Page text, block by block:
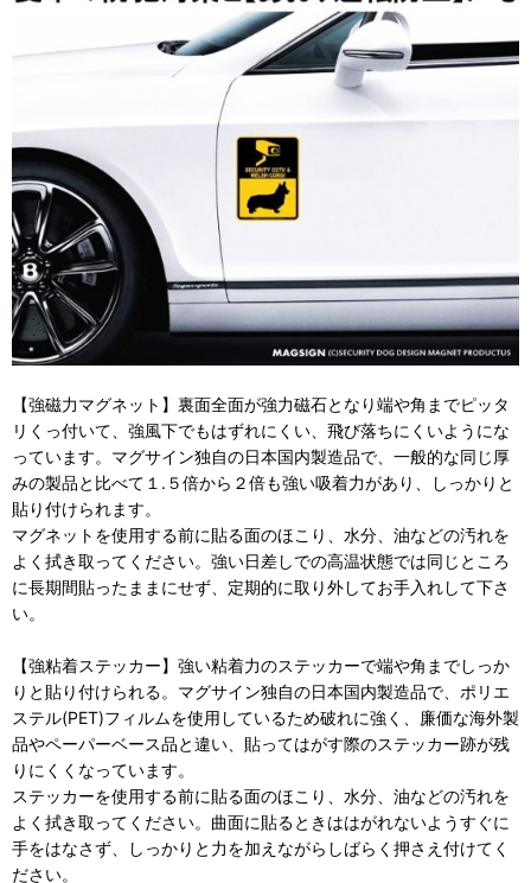
【強磁力マグネット】裏面全面が強力磁石となり端や角までピッタ
リくっ付いて、強風下でもはずれにくい、飛び落ちにくいようにな
っています。マグサイン独自の日本国内製造品で、一般的な同じ厚
みの製品と比べて１.５倍から２倍も強い吸着力があり、しっかりと
貼り付けられます。
マグネットを使用する前に貼る面のほこり、水分、油などの汚れを
よく拭き取ってください。強い日差しでの高温状態では同じところ
に長期間貼ったままにせず、定期的に取り外してお手入れして下さ
い。
【強粘着ステッカー】強い粘着力のステッカーで端や角までしっか
りと貼り付けられる。マグサイン独自の日本国内製造品で、ポリエ
ステル(PET)フィルムを使用しているため破れに強く、廉価な海外製
品やペーパーベース品と違い、貼ってはがす際のステッカー跡が残
りにくくなっています。
ステッカーを使用する前に貼る面のほこり、水分、油などの汚れを
よく拭き取ってください。曲面に貼るときははがれないようすぐに
手をはなさず、しっかりと力を加えながらしばらく押さえ付けてく
ださい。